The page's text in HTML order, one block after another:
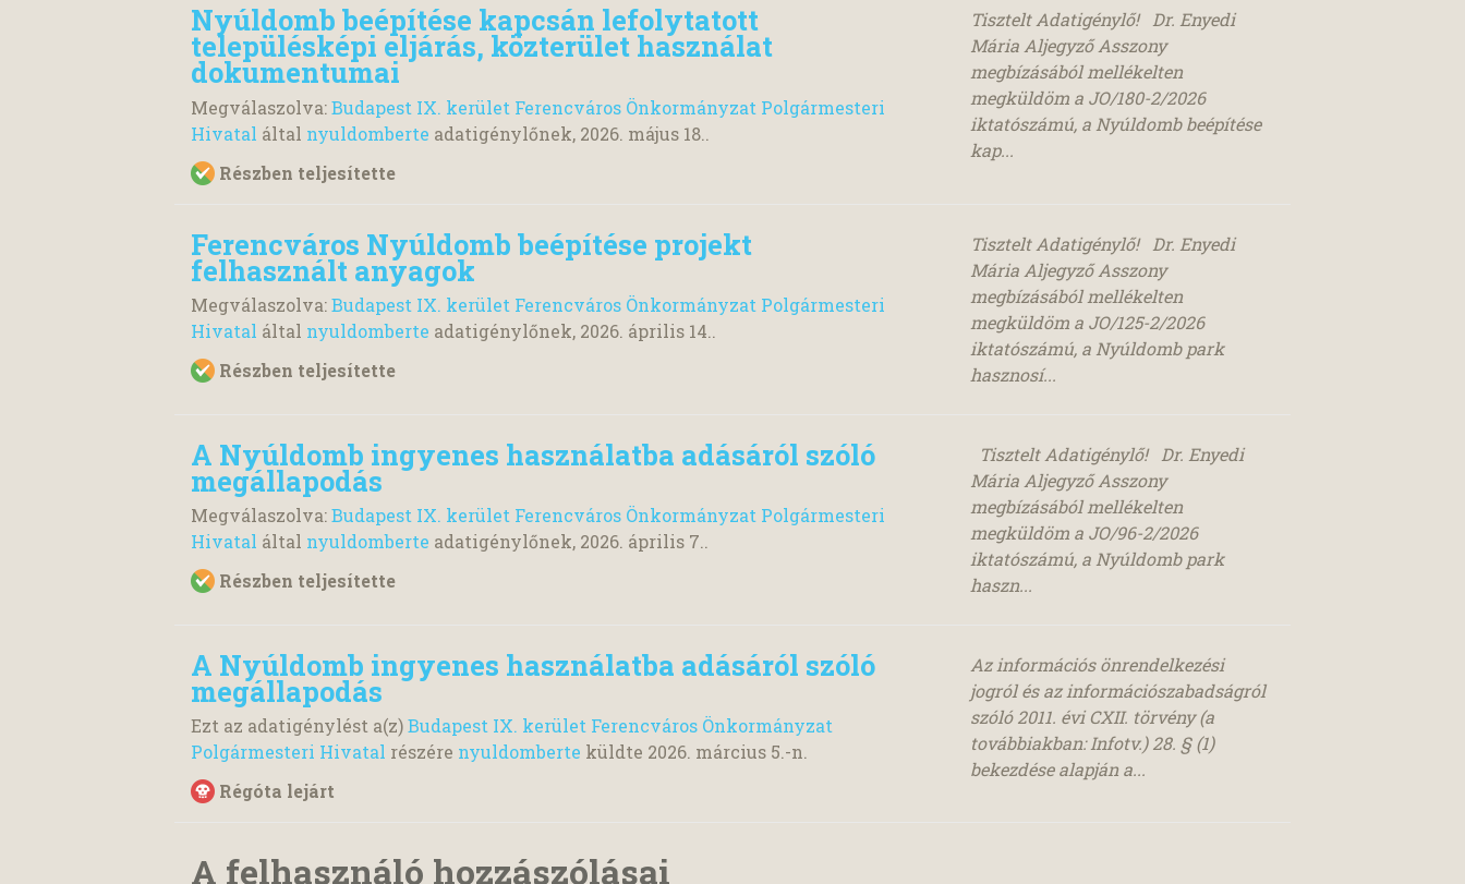
Nyúldomb beépítése kapcsán lefolytatott
településképi eljárás, közterület használat
dokumentumai
Megválaszolva:Budapest IX. kerület Ferencváros Önkormányzat Polgármesteri
Hivatal által nyuldomberte adatigénylőnek, 2026. május 18..
Részben teljesítette
Tisztelt Adatigénylő! Dr. Enyedi
Mária Aljegyző Asszony
megbízásából mellékelten
megküldöm a JO/180-2/2026
iktatószámú, a Nyúldomb beépítése
kap...
Ferencváros Nyúldomb beépítése projekt
felhasznált anyagok
Megválaszolva:Budapest IX. kerület Ferencváros Önkormányzat Polgármesteri
Hivatal által nyuldomberte adatigénylőnek, 2026. április 14..
Részben teljesítette
Tisztelt Adatigénylő! Dr. Enyedi
Mária Aljegyző Asszony
megbízásából mellékelten
megküldöm a JO/125-2/2026
iktatószámú, a Nyúldomb park
hasznosí...
A Nyúldomb ingyenes használatba adásáról szóló
megállapodás
Megválaszolva:Budapest IX. kerület Ferencváros Önkormányzat Polgármesteri
Hivatal által nyuldomberte adatigénylőnek, 2026. április 7..
Részben teljesítette
Tisztelt Adatigénylő! Dr. Enyedi
Mária Aljegyző Asszony
megbízásából mellékelten
megküldöm a JO/96-2/2026
iktatószámú, a Nyúldomb park
haszn...
A Nyúldomb ingyenes használatba adásáról szóló
megállapodás
Ezt az adatigénylést a(z)Budapest IX. kerület Ferencváros Önkormányzat
Polgármesteri Hivatal részére nyuldomberte küldte 2026. március 5.-n.
Régóta lejárt
Az információs önrendelkezési
jogról és az információszabadságról
szóló 2011. évi CXII. törvény (a
továbbiakban: Infotv.) 28. § (1)
bekezdése alapján a...
A felhasználó hozzászólásai